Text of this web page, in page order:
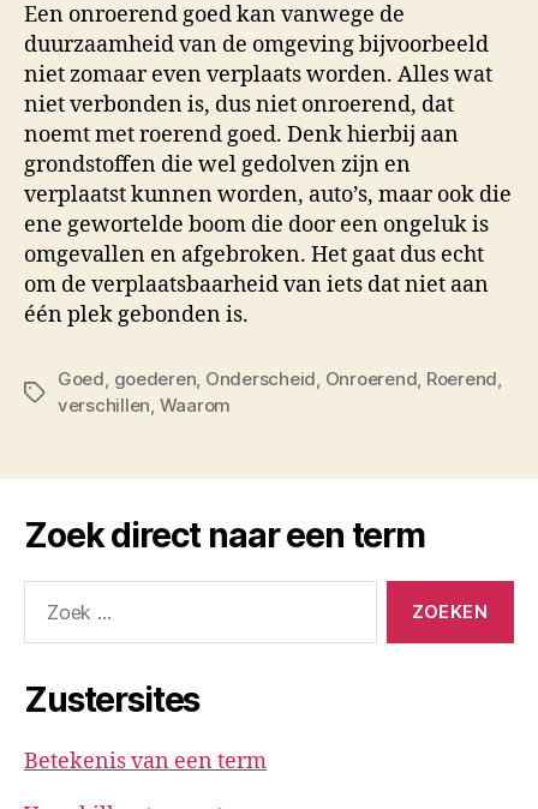
Een onroerend goed kan vanwege de
duurzaamheid van de omgeving bijvoorbeeld
niet zomaar even verplaats worden. Alles wat
niet verbonden is, dus niet onroerend, dat
noemt met roerend goed. Denk hierbij aan
grondstoffen die wel gedolven zijn en
verplaatst kunnen worden, auto’s, maar ook die
ene gewortelde boom die door een ongeluk is
omgevallen en afgebroken. Het gaat dus echt
om de verplaatsbaarheid van iets dat niet aan
één plek gebonden is.
Tags
Goed, goederen, Onderscheid, Onroerend, Roerend,
verschillen, Waarom
Zoek direct naar een term
naar:
Zustersites
Betekenis van een term